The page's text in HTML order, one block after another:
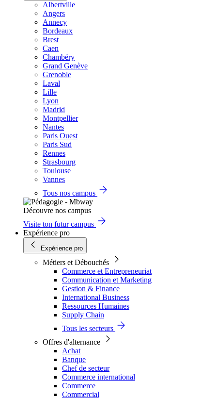
Albertville
Angers
Annecy
Bordeaux
Brest
Caen
Chambéry
Grand Genève
Grenoble
Laval
Lille
Lyon
Madrid
Montpellier
Nantes
Paris Ouest
Paris Sud
Rennes
Strasbourg
Toulouse
Vannes
Tous nos campus
Découvre nos campus
Visite ton futur campus
Expérience pro
Expérience pro
Métiers et Débouchés
Commerce et Entrepreneuriat
Communication et Marketing
Gestion & Finance
International Business
Ressources Humaines
Supply Chain
Tous les secteurs
Offres d'alternance
Achat
Banque
Chef de secteur
Commerce international
Commerce
Commercial